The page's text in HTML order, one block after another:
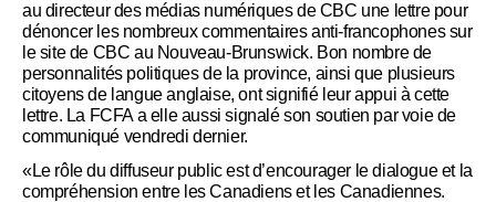
au directeur des médias numériques de CBC une lettre pour
dénoncer les nombreux commentaires anti-francophones sur
le site de CBC au Nouveau-Brunswick. Bon nombre de
personnalités politiques de la province, ainsi que plusieurs
citoyens de langue anglaise, ont signifié leur appui à cette
lettre. La FCFA a elle aussi signalé son soutien par voie de
communiqué vendredi dernier.
«Le rôle du diffuseur public est d’encourager le dialogue et la
compréhension entre les Canadiens et les Canadiennes.